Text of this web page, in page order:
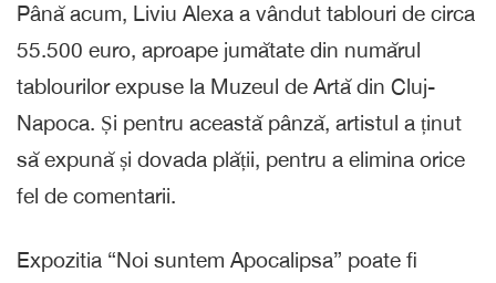
Până acum, Liviu Alexa a vândut tablouri de circa
55.500 euro, aproape jumătate din numărul
tablourilor expuse la Muzeul de Artă din Cluj-
Napoca. Și pentru această pânză, artistul a ținut
să expună și dovada plății, pentru a elimina orice
fel de comentarii.
Expozitia “Noi suntem Apocalipsa” poate fi